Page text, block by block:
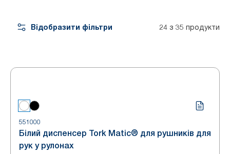
Відобразити фільтри 24 з 35 продукти
551000
Білий диспенсер Tork Matic® для рушників для
рук у рулонах